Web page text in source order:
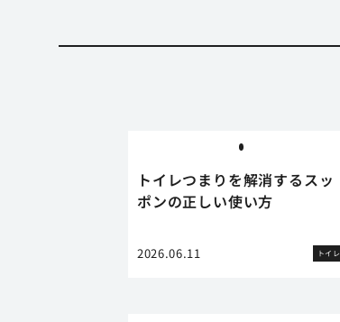
トイレつまりを解消するスッ
ポンの正しい使い方
2026.06.11 トイレ